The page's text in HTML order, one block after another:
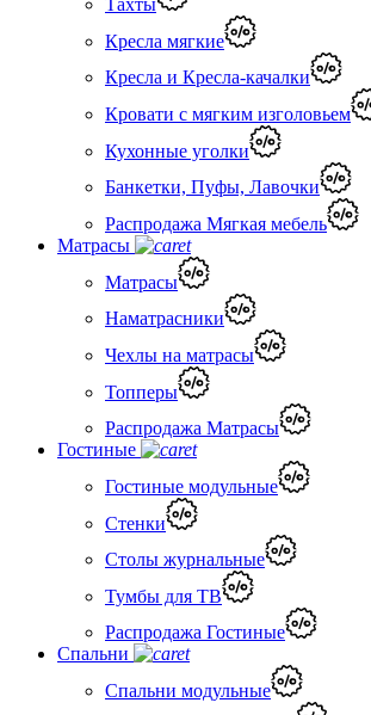
Тахты
Кресла мягкие
Кресла и Кресла-качалки
Кровати с мягким изголовьем
Кухонные уголки
Банкетки, Пуфы, Лавочки
Распродажа Мягкая мебель
Матрасы
Матрасы
Наматрасники
Чехлы на матрасы
Топперы
Распродажа Матрасы
Гостиные
Гостиные модульные
Стенки
Столы журнальные
Тумбы для ТВ
Распродажа Гостиные
Спальни
Спальни модульные